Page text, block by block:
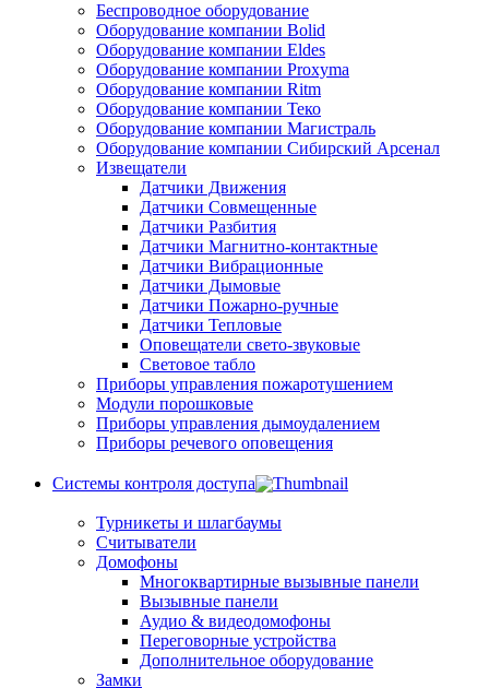
Беспроводное оборудование
Оборудование компании Bolid
Оборудование компании Eldes
Оборудование компании Proxyma
Оборудование компании Ritm
Оборудование компании Теко
Оборудование компании Магистраль
Оборудование компании Сибирский Арсенал
Извещатели
Датчики Движения
Датчики Совмещенные
Датчики Разбития
Датчики Магнитно-контактные
Датчики Вибрационные
Датчики Дымовые
Датчики Пожарно-ручные
Датчики Тепловые
Оповещатели свето-звуковые
Световое табло
Приборы управления пожаротушением
Модули порошковые
Приборы управления дымоудалением
Приборы речевого оповещения
Системы контроля доступа
Турникеты и шлагбаумы
Cчитыватели
Домофоны
Многоквартирные вызывные панели
Вызывные панели
Аудио & видеодомофоны
Переговорные устройства
Дополнительное оборудование
Замки